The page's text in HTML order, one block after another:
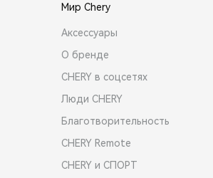
Мир Chery
Аксессуары
О бренде
CHERY в соцсетях
Люди CHERY
Благотворительность
CHERY Remote
CHERY и СПОРТ